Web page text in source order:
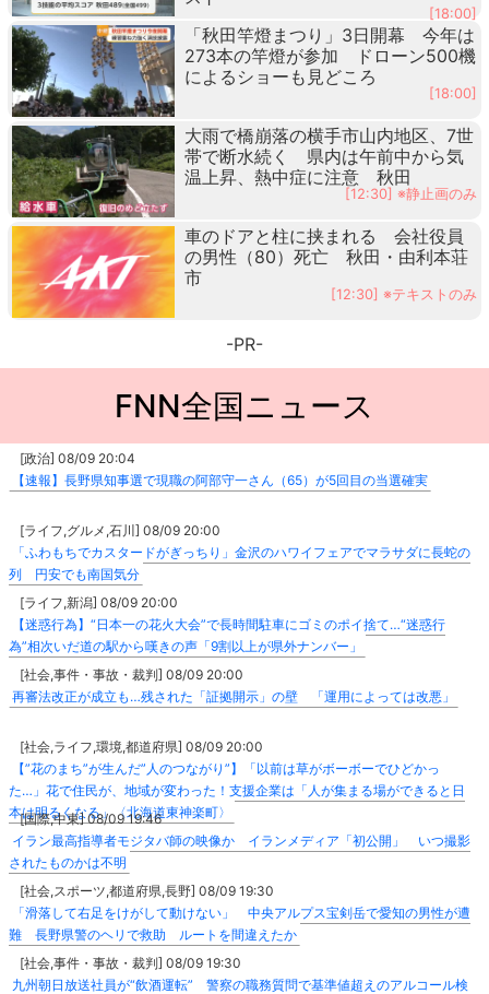
[18:00]
「秋田竿燈まつり」3日開幕 今年は
273本の竿燈が参加 ドローン500機
によるショーも見どころ
[18:00]
大雨で橋崩落の横手市山内地区、7世
帯で断水続く 県内は午前中から気
温上昇、熱中症に注意 秋田
[12:30] ※静止画のみ
車のドアと柱に挟まれる 会社役員
の男性（80）死亡 秋田・由利本荘
市
[12:30] ※テキストのみ
-PR-
FNN全国ニュース
[政治] 08/09 20:04
【速報】長野県知事選で現職の阿部守一さん（65）が5回目の当選確実
[ライフ,グルメ,石川] 08/09 20:00
「ふわもちでカスタードがぎっちり」金沢のハワイフェアでマラサダに長蛇の
列 円安でも南国気分
[ライフ,新潟] 08/09 20:00
【迷惑行為】“日本一の花火大会”で長時間駐車にゴミのポイ捨て…“迷惑行
為”相次いだ道の駅から嘆きの声「9割以上が県外ナンバー」
[社会,事件・事故・裁判] 08/09 20:00
再審法改正が成立も…残された「証拠開示」の壁 「運用によっては改悪」
[社会,ライフ,環境,都道府県] 08/09 20:00
【”花のまち”が生んだ”人のつながり”】「以前は草がボーボーでひどかっ
た…」花で住民が、地域が変わった！支援企業は「人が集まる場ができると日
本は明るくなる」〈北海道東神楽町〉
[国際,中東] 08/09 19:46
イラン最高指導者モジタバ師の映像か イランメディア「初公開」 いつ撮影
されたものかは不明
[社会,スポーツ,都道府県,長野] 08/09 19:30
「滑落して右足をけがして動けない」 中央アルプス宝剣岳で愛知の男性が遭
難 長野県警のヘリで救助 ルートを間違えたか
[社会,事件・事故・裁判] 08/09 19:30
九州朝日放送社員が“飲酒運転” 警察の職務質問で基準値超えのアルコール検